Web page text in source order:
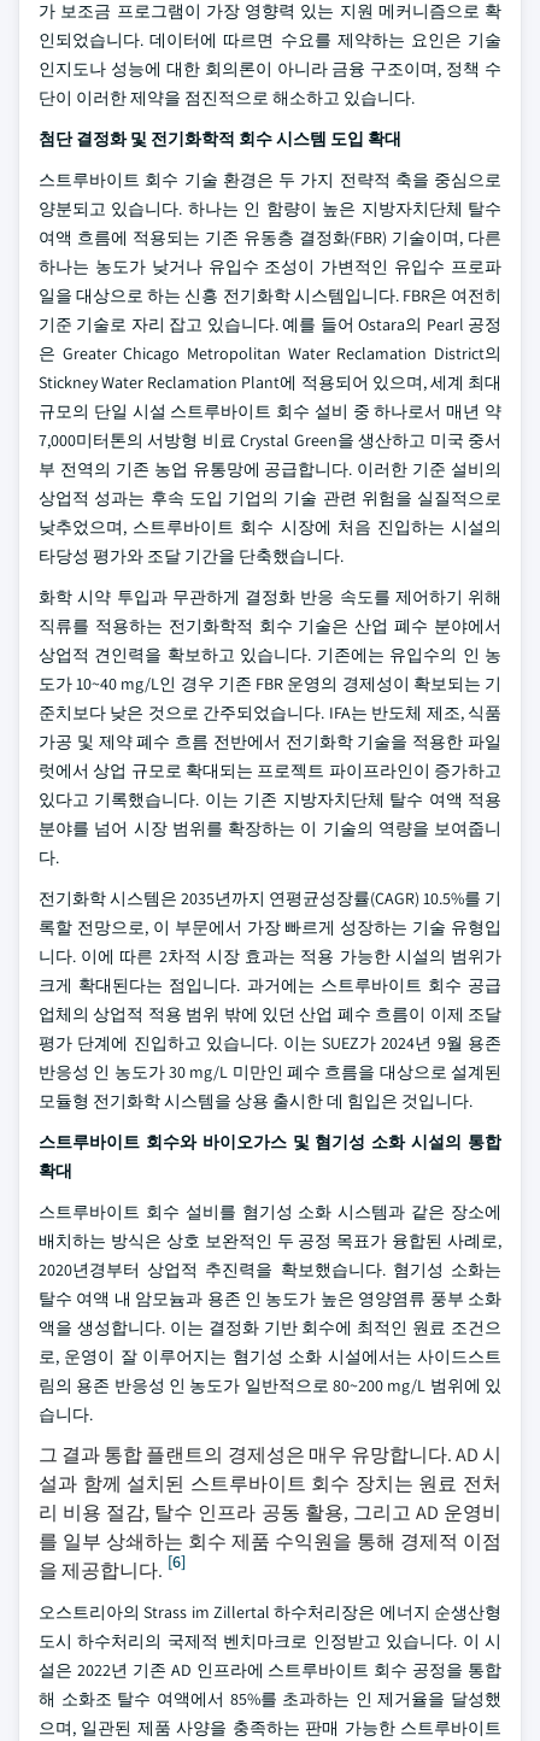
가 보조금 프로그램이 가장 영향력 있는 지원 메커니즘으로 확
인되었습니다. 데이터에 따르면 수요를 제약하는 요인은 기술
인지도나 성능에 대한 회의론이 아니라 금융 구조이며, 정책 수
단이 이러한 제약을 점진적으로 해소하고 있습니다.
첨단 결정화 및 전기화학적 회수 시스템 도입 확대
스트루바이트 회수 기술 환경은 두 가지 전략적 축을 중심으로
양분되고 있습니다. 하나는 인 함량이 높은 지방자치단체 탈수
여액 흐름에 적용되는 기존 유동층 결정화(FBR) 기술이며, 다른
하나는 농도가 낮거나 유입수 조성이 가변적인 유입수 프로파
일을 대상으로 하는 신흥 전기화학 시스템입니다. FBR은 여전히
기준 기술로 자리 잡고 있습니다. 예를 들어 Ostara의 Pearl 공정
은 Greater Chicago Metropolitan Water Reclamation District의
Stickney Water Reclamation Plant에 적용되어 있으며, 세계 최대
규모의 단일 시설 스트루바이트 회수 설비 중 하나로서 매년 약
7,000미터톤의 서방형 비료 Crystal Green을 생산하고 미국 중서
부 전역의 기존 농업 유통망에 공급합니다. 이러한 기준 설비의
상업적 성과는 후속 도입 기업의 기술 관련 위험을 실질적으로
낮추었으며, 스트루바이트 회수 시장에 처음 진입하는 시설의
타당성 평가와 조달 기간을 단축했습니다.
화학 시약 투입과 무관하게 결정화 반응 속도를 제어하기 위해
직류를 적용하는 전기화학적 회수 기술은 산업 폐수 분야에서
상업적 견인력을 확보하고 있습니다. 기존에는 유입수의 인 농
도가 10~40 mg/L인 경우 기존 FBR 운영의 경제성이 확보되는 기
준치보다 낮은 것으로 간주되었습니다. IFA는 반도체 제조, 식품
가공 및 제약 폐수 흐름 전반에서 전기화학 기술을 적용한 파일
럿에서 상업 규모로 확대되는 프로젝트 파이프라인이 증가하고
있다고 기록했습니다. 이는 기존 지방자치단체 탈수 여액 적용
분야를 넘어 시장 범위를 확장하는 이 기술의 역량을 보여줍니
다.
전기화학 시스템은 2035년까지 연평균성장률(CAGR) 10.5%를 기
록할 전망으로, 이 부문에서 가장 빠르게 성장하는 기술 유형입
니다. 이에 따른 2차적 시장 효과는 적용 가능한 시설의 범위가
크게 확대된다는 점입니다. 과거에는 스트루바이트 회수 공급
업체의 상업적 적용 범위 밖에 있던 산업 폐수 흐름이 이제 조달
평가 단계에 진입하고 있습니다. 이는 SUEZ가 2024년 9월 용존
반응성 인 농도가 30 mg/L 미만인 폐수 흐름을 대상으로 설계된
모듈형 전기화학 시스템을 상용 출시한 데 힘입은 것입니다.
스트루바이트 회수와 바이오가스 및 혐기성 소화 시설의 통합
확대
스트루바이트 회수 설비를 혐기성 소화 시스템과 같은 장소에
배치하는 방식은 상호 보완적인 두 공정 목표가 융합된 사례로,
2020년경부터 상업적 추진력을 확보했습니다. 혐기성 소화는
탈수 여액 내 암모늄과 용존 인 농도가 높은 영양염류 풍부 소화
액을 생성합니다. 이는 결정화 기반 회수에 최적인 원료 조건으
로, 운영이 잘 이루어지는 혐기성 소화 시설에서는 사이드스트
림의 용존 반응성 인 농도가 일반적으로 80~200 mg/L 범위에 있
습니다.
그 결과 통합 플랜트의 경제성은 매우 유망합니다. AD 시
설과 함께 설치된 스트루바이트 회수 장치는 원료 전처
리 비용 절감, 탈수 인프라 공동 활용, 그리고 AD 운영비
를 일부 상쇄하는 회수 제품 수익원을 통해 경제적 이점
을 제공합니다. [6]
오스트리아의 Strass im Zillertal 하수처리장은 에너지 순생산형
도시 하수처리의 국제적 벤치마크로 인정받고 있습니다. 이 시
설은 2022년 기존 AD 인프라에 스트루바이트 회수 공정을 통합
해 소화조 탈수 여액에서 85%를 초과하는 인 제거율을 달성했
으며, 일관된 제품 사양을 충족하는 판매 가능한 스트루바이트